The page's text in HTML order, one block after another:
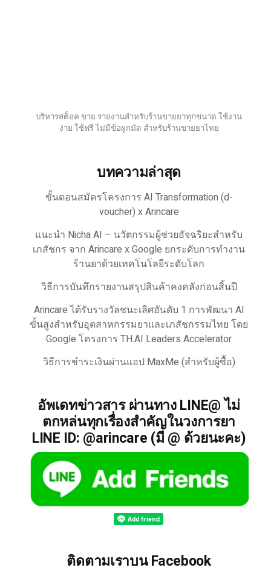
บริหารสต็อค ขาย รายงานสำหรับร้านขายยาทุกขนาด ใช้งาน
ง่าย ใช้ฟรี ไม่มีข้อผูกมัด สำหรับร้านขายยาไทย
บทความล่าสุด
ขั้นตอนสมัครโครงการ AI Transformation (d-
voucher) x Arincare
แนะนำ Nicha AI – นวัตกรรมผู้ช่วยอัจฉริยะสำหรับ
เภสัชกร จาก Arincare x Google ยกระดับการทำงาน
ร้านยาด้วยเทคโนโลยีระดับโลก
วิธีการบันทึกรายงานสรุปสินค้าคงคลังก่อนสิ้นปี
Arincare ได้รับรางวัลชนะเลิศอันดับ 1 การพัฒนา AI
ขั้นสูงสำหรับอุตสาหกรรมยาและเภสัชกรรมไทย โดย
Google โครงการ TH.AI Leaders Accelerator
วิธีการชำระเงินผ่านแอป MaxMe (สำหรับผู้ซื้อ)
อัพเดทข่าวสาร ผ่านทาง LINE@ ไม่
ตกหล่นทุกเรื่องสำคัญในวงการยา
LINE ID: @arincare (มี @ ด้วยนะคะ)
ติดตามเราบน Facebook